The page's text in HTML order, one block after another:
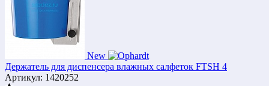
New
Держатель для диспенсера влажных салфеток FTSH 4
Артикул: 1420252